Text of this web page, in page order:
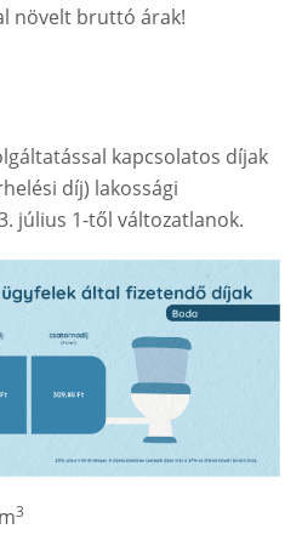
növelt bruttó árak!
kapcsolatos díjak
díj) lakossági
július 1-től változatlanok.
3